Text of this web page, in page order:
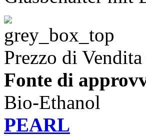
Prezzo di
Fonte di
Bio-Ethanol
PEARL